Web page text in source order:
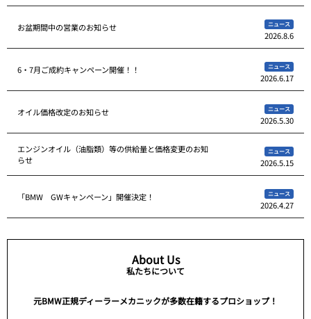
お盆期間中の営業のお知らせ ニュース
2026.8.6
6・7月ご成約キャンペーン開催！！ ニュース
2026.6.17
オイル価格改定のお知らせ ニュース
2026.5.30
エンジンオイル（油脂類）等の供給量と価格変更のお知
らせ
ニュース
2026.5.15
「BMW GWキャンペーン」開催決定！ ニュース
2026.4.27
About Us
私たちについて
元BMW正規ディーラーメカニックが多数在籍するプロショップ！